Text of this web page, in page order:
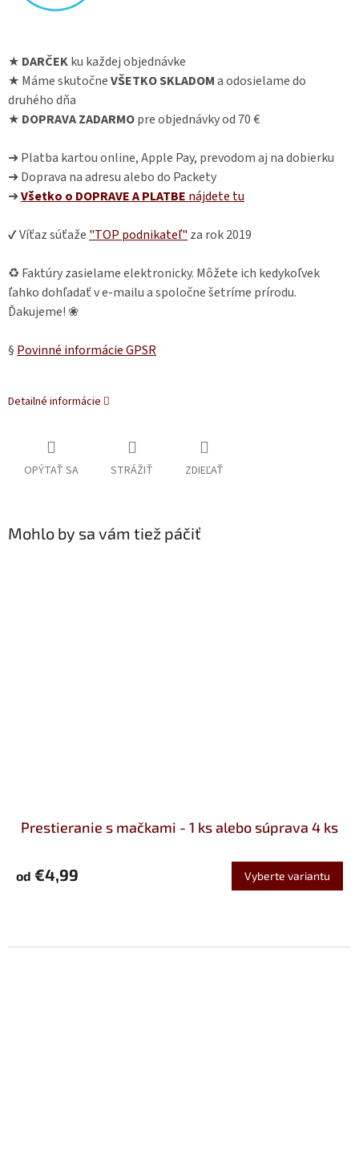
★ DARČEKku každej objednávke
★ Máme skutočneVŠETKO SKLADOMa odosielame do
druhého dňa
★ DOPRAVA ZADARMOpre objednávky od 70 €
➜ Platba kartou online, Apple Pay, prevodom aj na dobierku
➜ Doprava na adresu alebo do Packety
➜Všetko o DOPRAVE A PLATBE nájdete tu
✔ Víťaz súťaže "TOP podnikateľ" za rok 2019
♻ Faktúry zasielame elektronicky. Môžete ich kedykoľvek
ľahko dohľadať v e-mailu a spoločne šetríme prírodu.
Ďakujeme! ❀
§ Povinné informácie GPSR
Detailné informácie
OPÝTAŤ SA STRÁŽIŤ ZDIEĽAŤ
Mohlo by sa vám tiež páčiť
Prestieranie s mačkami - 1 ks alebo súprava 4 ks
od €4,99 Vyberte variantu